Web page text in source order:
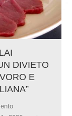
DIVIETO
E